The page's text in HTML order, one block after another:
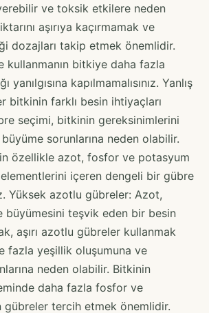
ve toksik etkilere neden
aşırıya kaçırmamak ve
dozajları takip etmek önemlidir.
kullanmanın bitkiye daha fazla
kapılmamalısınız. Yanlış
bitkinin farklı besin ihtiyaçları
seçimi, bitkinin gereksinimlerini
sorunlarına neden olabilir.
özellikle azot, fosfor ve potasyum
içeren dengeli bir gübre
Yüksek azotlu gübreler: Azot,
büyümesini teşvik eden bir besin
aşırı azotlu gübreler kullanmak
fazla yeşillik oluşumuna ve
neden olabilir. Bitkinin
daha fazla fosfor ve
gübreler tercih etmek önemlidir.